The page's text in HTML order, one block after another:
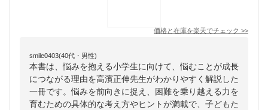
価格と在庫を楽天でチェック >>
smile0403(40代・男性)
本書は、悩みを抱える小学生に向けて、悩むことが成長
につながる理由を高濱正伸先生がわかりやすく解説した
一冊です。悩みを前向きに捉え、困難を乗り越える力を
育むための具体的な考え方やヒントが満載で、子どもた